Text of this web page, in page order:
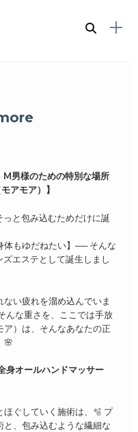
男様のための特別な場所
アモア）】
と包み込むためだけに誕
体もゆだねたい】── そんな
エステとして誕生しまし
い疲れを溜め込んでいま
んな重さを、ここでは手放
）は、そんなあなたの正
🌸
身オールハンドマッサー
ぐしていく施術は、🫧 プ
と、包み込むような繊細な